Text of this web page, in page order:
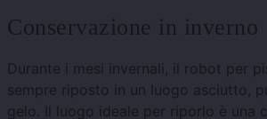
Conservazione in inverno
Durante i mesi invernali, il robot per
sempre riposto in un luogo asciutto,
gelo. Il luogo ideale per riporlo è una